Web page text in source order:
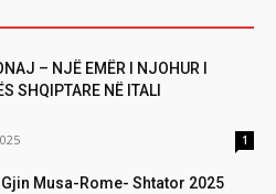
– NJË EMËR I NJOHUR I
SHQIPTARE NË ITALI
1
Musa-Rome- Shtator 2025